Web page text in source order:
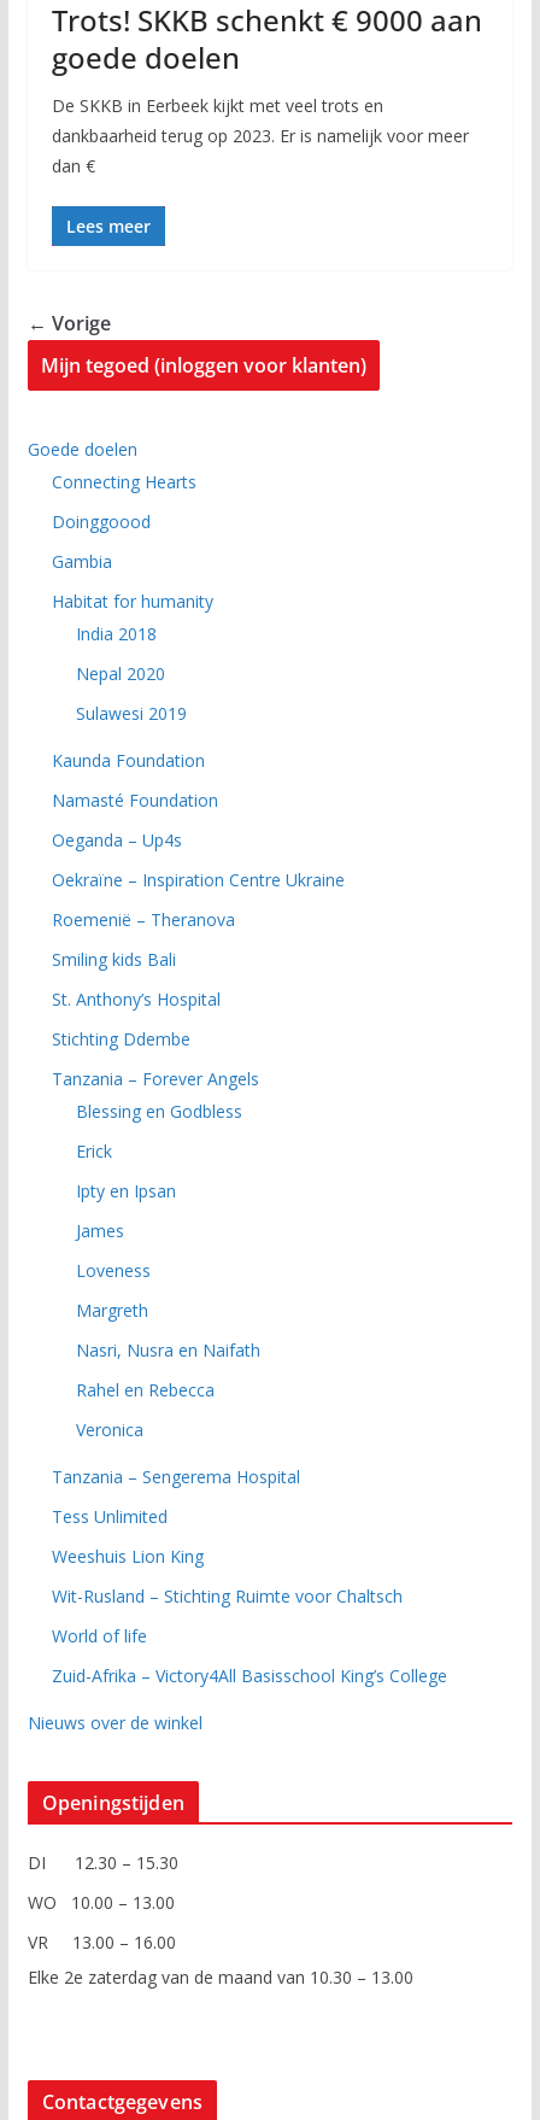
Trots! SKKB schenkt € 9000 aan
goede doelen
De SKKB in Eerbeek kijkt met veel trots en
dankbaarheid terug op 2023. Er is namelijk voor meer
dan €
Lees meer
← Vorige
Mijn tegoed (inloggen voor klanten)
Goede doelen
Connecting Hearts
Doinggoood
Gambia
Habitat for humanity
India 2018
Nepal 2020
Sulawesi 2019
Kaunda Foundation
Namasté Foundation
Oeganda – Up4s
Oekraïne – Inspiration Centre Ukraine
Roemenië – Theranova
Smiling kids Bali
St. Anthony’s Hospital
Stichting Ddembe
Tanzania – Forever Angels
Blessing en Godbless
Erick
Ipty en Ipsan
James
Loveness
Margreth
Nasri, Nusra en Naifath
Rahel en Rebecca
Veronica
Tanzania – Sengerema Hospital
Tess Unlimited
Weeshuis Lion King
Wit-Rusland – Stichting Ruimte voor Chaltsch
World of life
Zuid-Afrika – Victory4All Basisschool King’s College
Nieuws over de winkel
Openingstijden
DI 12.30 – 15.30
WO 10.00 – 13.00
VR 13.00 – 16.00
Elke 2e zaterdag van de maand van 10.30 – 13.00
Contactgegevens